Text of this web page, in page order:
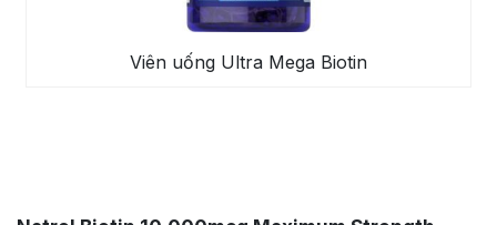
Viên uống Ultra Mega Biotin